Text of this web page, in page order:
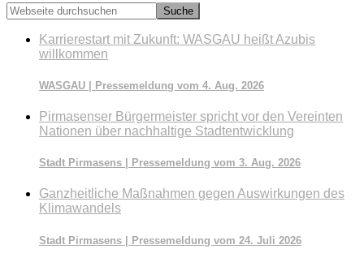
Webseite
durchsuchen
Karrierestart mit Zukunft: WASGAU heißt Azubis
willkommen
WASGAU | Pressemeldung vom 4. Aug. 2026
Pirmasenser Bürgermeister spricht vor den Vereinten
Nationen über nachhaltige Stadtentwicklung
Stadt Pirmasens | Pressemeldung vom 3. Aug. 2026
Ganzheitliche Maßnahmen gegen Auswirkungen des
Klimawandels
Stadt Pirmasens | Pressemeldung vom 24. Juli 2026